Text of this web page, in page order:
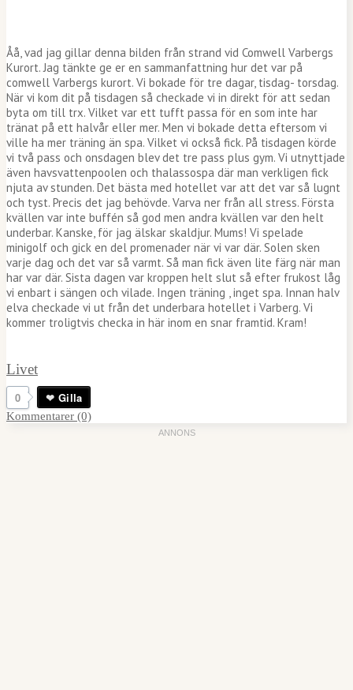
Åå, vad jag gillar denna bilden från strand vid Comwell Varbergs
Kurort. Jag tänkte ge er en sammanfattning hur det var på
comwell Varbergs kurort. Vi bokade för tre dagar, tisdag- torsdag.
När vi kom dit på tisdagen så checkade vi in direkt för att sedan
byta om till trx. Vilket var ett tufft passa för en som inte har
tränat på ett halvår eller mer. Men vi bokade detta eftersom vi
ville ha mer träning än spa. Vilket vi också fick. På tisdagen körde
vi två pass och onsdagen blev det tre pass plus gym. Vi utnyttjade
även havsvattenpoolen och thalassospa där man verkligen fick
njuta av stunden. Det bästa med hotellet var att det var så lugnt
och tyst. Precis det jag behövde. Varva ner från all stress. Första
kvällen var inte buffén så god men andra kvällen var den helt
underbar. Kanske, för jag älskar skaldjur. Mums! Vi spelade
minigolf och gick en del promenader när vi var där. Solen sken
varje dag och det var så varmt. Så man fick även lite färg när man
har var där. Sista dagen var kroppen helt slut så efter frukost låg
vi enbart i sängen och vilade. Ingen träning , inget spa. Innan halv
elva checkade vi ut från det underbara hotellet i Varberg. Vi
kommer troligtvis checka in här inom en snar framtid. Kram!
Livet
0 Gilla
Kommentarer (0)